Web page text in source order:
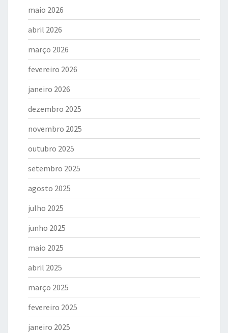
maio 2026
abril 2026
março 2026
fevereiro 2026
janeiro 2026
dezembro 2025
novembro 2025
outubro 2025
setembro 2025
agosto 2025
julho 2025
junho 2025
maio 2025
abril 2025
março 2025
fevereiro 2025
janeiro 2025